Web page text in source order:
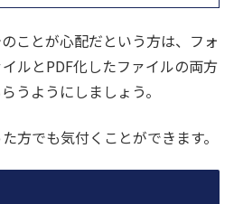
ことが心配だという方は、フォ
ルとPDF化したファイルの両方
うようにしましょう。
方でも気付くことができます。